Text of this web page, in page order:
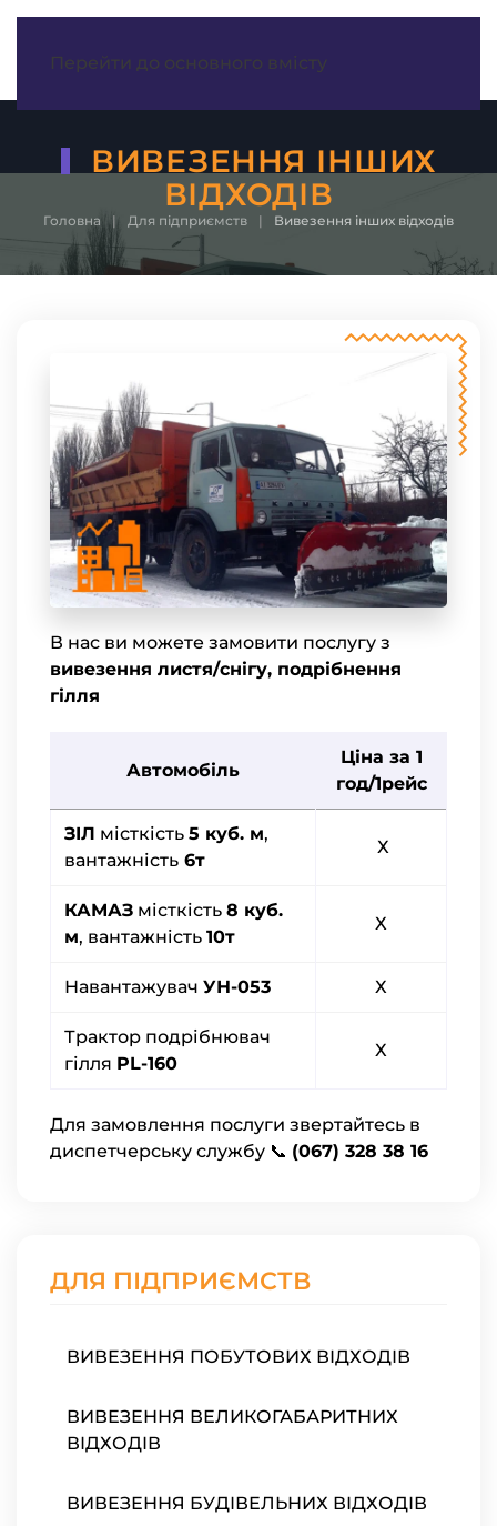
Перейти до основного вмісту
ВИВЕЗЕННЯ ІНШИХ
ВІДХОДІВ
Головна Для підприємств Вивезення інших відходів
ДЛЯ ПІДПРИЄМСТВ
ВИВЕЗЕННЯ ПОБУТОВИХ ВІДХОДІВ
ВИВЕЗЕННЯ ВЕЛИКОГАБАРИТНИХ
ВІДХОДІВ
ВИВЕЗЕННЯ БУДІВЕЛЬНИХ ВІДХОДІВ
В нас ви можете замовити послугу з
вивезення листя/снігу, подрібнення
гілля
Автомобіль
Ціна за 1
год/1рейс
ЗІЛ місткість 5 куб. м,
вантажність 6т
Х
КАМАЗ місткість 8 куб.
м, вантажність 10т
Х
Навантажувач УН-053 Х
Трактор подрібнювач
гілля PL-160
Х
Для замовлення послуги звертайтесь в
диспетчерську службу 📞 (067) 328 38 16